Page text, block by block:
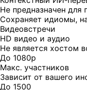
Не предназначен для
Сохраняет идиомы,
Видеовстречи
HD видео и аудио
Не является хостом
До 1080p
Макс. участников
Зависит от вашего
До 1500